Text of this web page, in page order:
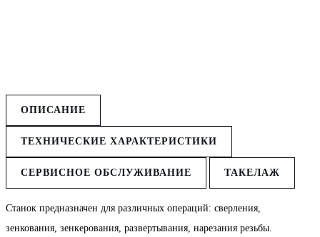
ОПИСАНИЕ
ТЕХНИЧЕСКИЕ ХАРАКТЕРИСТИКИ
СЕРВИСНОЕ ОБСЛУЖИВАНИЕ ТАКЕЛАЖ
Станок предназначен для различных операций: сверления,
зенкования, зенкерования, развертывания, нарезания резьбы.